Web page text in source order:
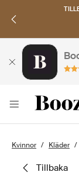
Kvinnor Kläder
tillbaka